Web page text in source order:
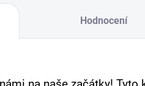
Hodnocení